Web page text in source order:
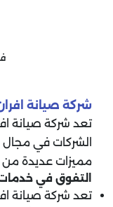
شركة صيانة
تعد شركة صيانة
الشركات في مجال
مميزات عديدة من
التفوق في خدمات
تعد شركة صيانة